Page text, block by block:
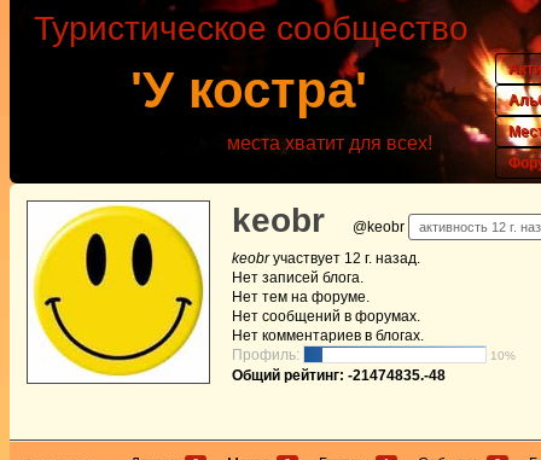
'У костра'
Туристическое сообщество
места хватит для всех!
keobr @keobr активность 12 г.
keobrучаствует 12 г. назад.
Нет записей блога.
Нет тем на форуме.
Нет сообщений в форумах.
Нет комментариев в блогах.
Профиль:
10%
Общий рейтинг: -21474835.-48